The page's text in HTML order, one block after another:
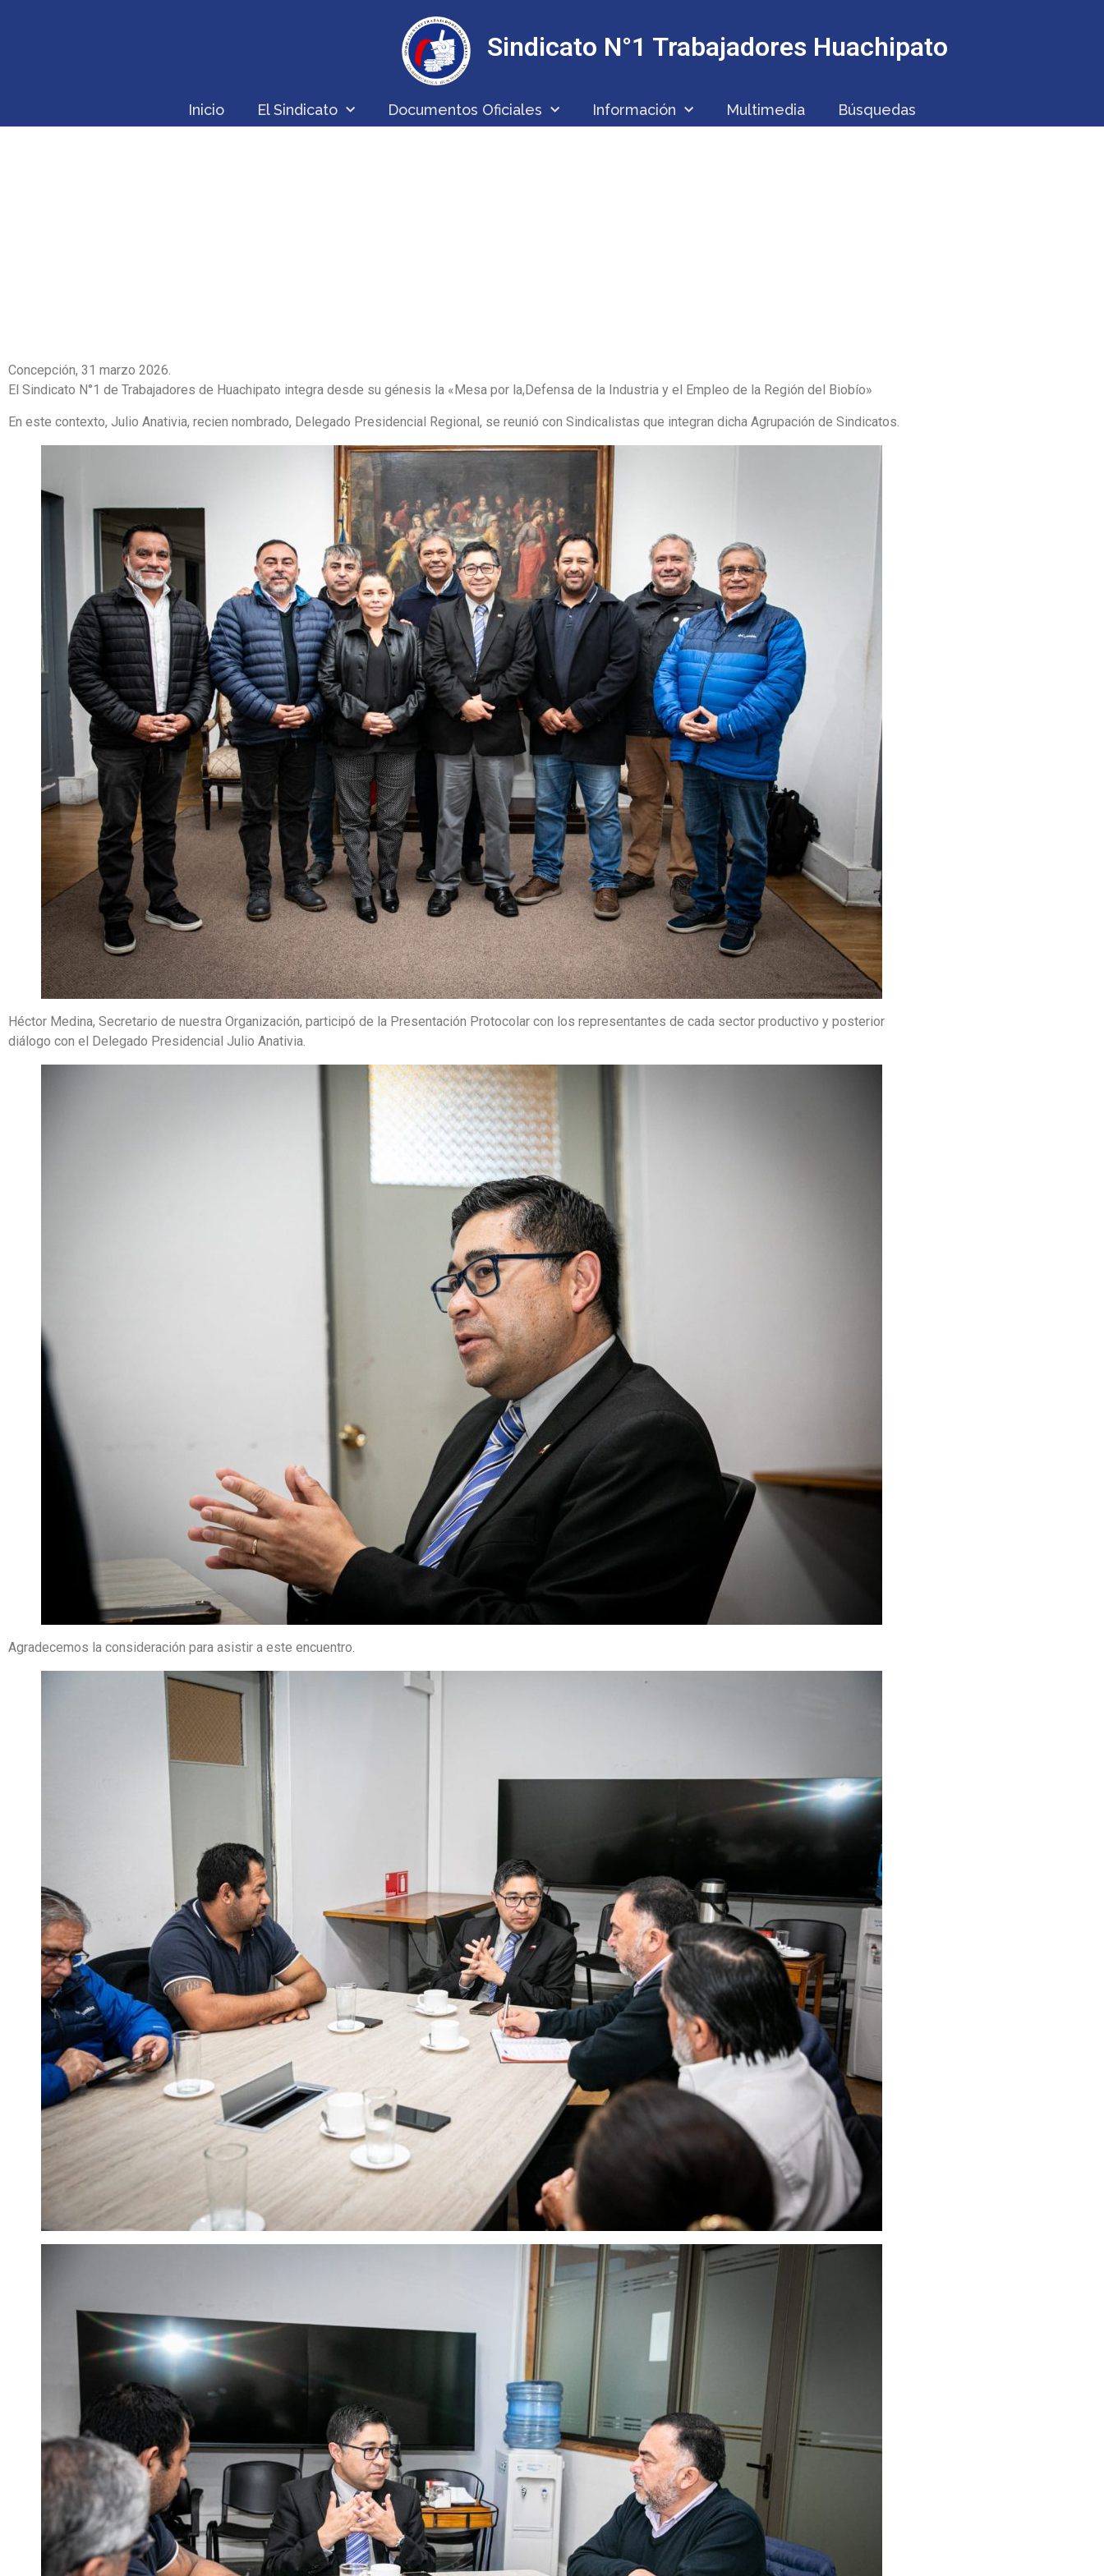
Sindicato N°1 Trabajadores Huachipato
Inicio El Sindicato Documentos Oficiales Información Multimedia Búsquedas
Concepción, 31 marzo 2026.
El Sindicato N°1 de Trabajadores de Huachipato integra desde su génesis la «Mesa por la,Defensa de la Industria y el Empleo de la Región del Biobío»
En este contexto, Julio Anativia, recien nombrado, Delegado Presidencial Regional, se reunió con Sindicalistas que integran dicha Agrupación de Sindicatos.
Héctor Medina, Secretario de nuestra Organización, participó de la Presentación Protocolar con los representantes de cada sector productivo y posterior
diálogo con el Delegado Presidencial Julio Anativia.
Agradecemos la consideración para asistir a este encuentro.